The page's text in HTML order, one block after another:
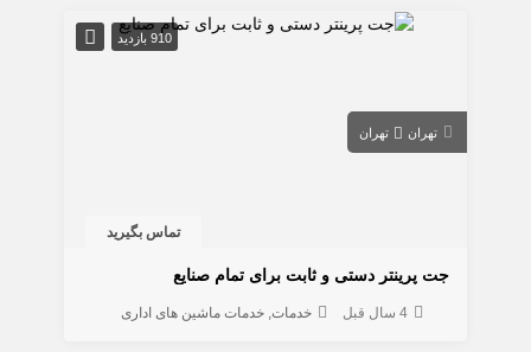
910 بازدید
تهران تهران
تماس بگیرید
جت پرینتر دستی و ثابت برای تمام صنایع
4 سال قبل خدمات خدمات ماشین های اداری